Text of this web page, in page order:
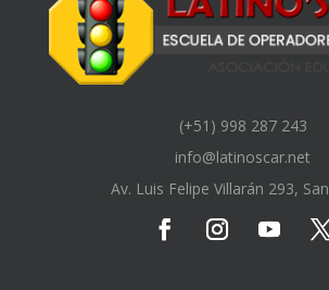
(+51) 998 287 243
info@latinoscar.net
Av. Luis Felipe Villarán 293,